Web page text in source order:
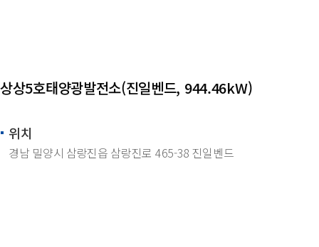
상상5호태양광발전소(진일벤드, 944.46kW)
위치
경남 밀양시 삼랑진읍 삼랑진로 465-38 진일벤드